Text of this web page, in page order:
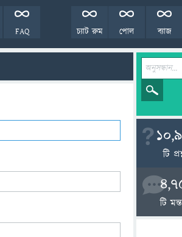
FAQ ব্যাজ
পোল
চ্যাট রুম
টি
টি